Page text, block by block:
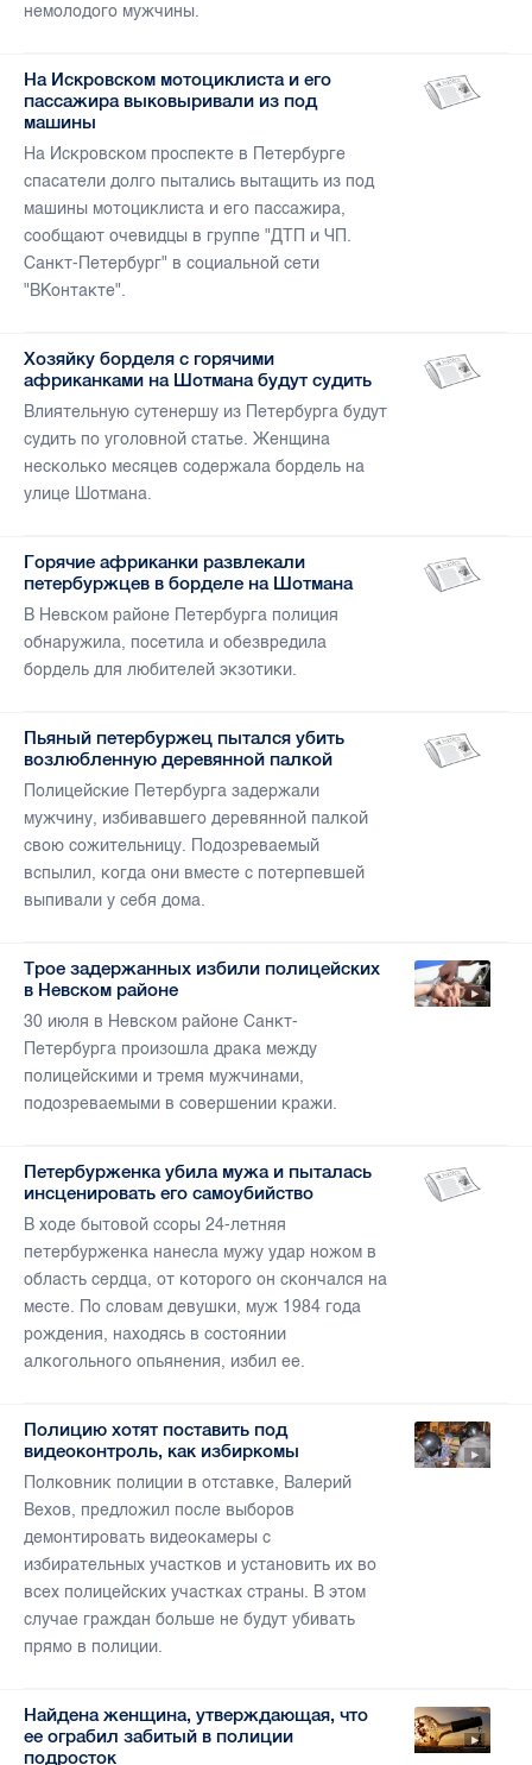
немолодого мужчины.
На Искровском мотоциклиста и его
пассажира выковыривали из под
машины
На Искровском проспекте в Петербурге
спасатели долго пытались вытащить из под
машины мотоциклиста и его пассажира,
сообщают очевидцы в группе "ДТП и ЧП.
Санкт-Петербург" в социальной сети
"ВКонтакте".
Хозяйку борделя с горячими
африканками на Шотмана будут судить
Влиятельную сутенершу из Петербурга будут
судить по уголовной статье. Женщина
несколько месяцев содержала бордель на
улице Шотмана.
Горячие африканки развлекали
петербуржцев в борделе на Шотмана
В Невском районе Петербурга полиция
обнаружила, посетила и обезвредила
бордель для любителей экзотики.
Пьяный петербуржец пытался убить
возлюбленную деревянной палкой
Полицейские Петербурга задержали
мужчину, избивавшего деревянной палкой
свою сожительницу. Подозреваемый
вспылил, когда они вместе с потерпевшей
выпивали у себя дома.
Трое задержанных избили полицейских
в Невском районе
30 июля в Невском районе Санкт-
Петербурга произошла драка между
полицейскими и тремя мужчинами,
подозреваемыми в совершении кражи.
Петербурженка убила мужа и пыталась
инсценировать его самоубийство
В ходе бытовой ссоры 24-летняя
петербурженка нанесла мужу удар ножом в
область сердца, от которого он скончался на
месте. По словам девушки, муж 1984 года
рождения, находясь в состоянии
алкогольного опьянения, избил ее.
Полицию хотят поставить под
видеоконтроль, как избиркомы
Полковник полиции в отставке, Валерий
Вехов, предложил после выборов
демонтировать видеокамеры с
избирательных участков и установить их во
всех полицейских участках страны. В этом
случае граждан больше не будут убивать
прямо в полиции.
Найдена женщина, утверждающая, что
ее ограбил забитый в полиции
подросток